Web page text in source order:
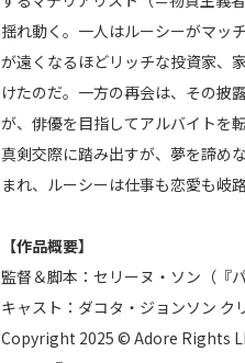
揺れ動く。一人はルーシーがマッ
が遠くなるほどリッチな投資家、
けたのだ。一方の再会は、その披
が、俳優を目指してアルバイトを
真剣交際に踏み出すが、夢を諦め
まれ、ルーシーは仕事も恋愛も岐
【作品概要】
監督＆脚本：セリーヌ・ソン（『
キャスト：ダコタ・ジョンソン ク
Copyright 2025 © Adore Rights